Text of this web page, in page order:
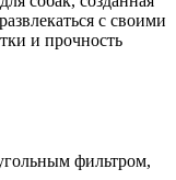
с своими
и прочность
фильтром,